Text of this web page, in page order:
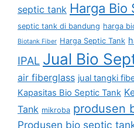
septic tank Harga Bio
septic tank di bandung harga
Biotank Fiber Harga Septic Tank
IPAL Jual Bio
air fiberglass jual tangki
Kapasitas Bio Septic Tank
Tank mikroba produsen
Produsen bio septic